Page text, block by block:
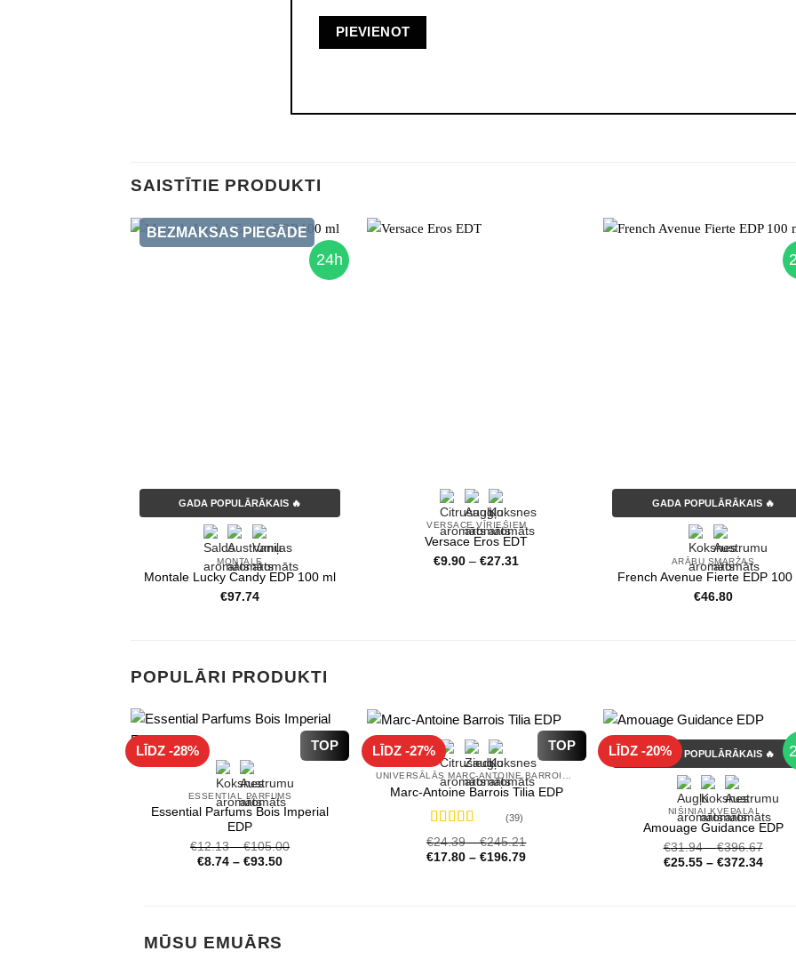
SAISTĪTIE PRODUKTI
24h
BEZMAKSAS PIEGĀDE
GADA POPULĀRĀKAIS 🔥
MONTALE
Montale Lucky Candy EDP 100 ml
€97.74
VERSACE VĪRIEŠIEM
Versace Eros EDT
€9.90 – €27.31
GADA POPULĀRĀKAIS 🔥
ARĀBU SMARŽAS
French Avenue Fierte EDP 100
€46.80
POPULĀRI PRODUKTI
TOP
LĪDZ -28%
ESSENTIAL PARFUMS
Essential Parfums Bois Imperial
EDP
€12.13–€105.00
€8.74 –€93.50
TOP
LĪDZ -27%
UNIVERSĀLĀS MARC-ANTOINE BARROIS SMARŽAS
Marc-Antoine Barrois Tilia EDP
Novērtēts
ar4.72 no 5
(39)
€24.39–€245.21
€17.80 –€196.79
LĪDZ -20%GADA POPULĀRĀKAIS 🔥
NIŠINIAI KVEPALAI
Amouage Guidance EDP
€31.94–€396.67
€25.55– €372.34
MŪSU EMUĀRS